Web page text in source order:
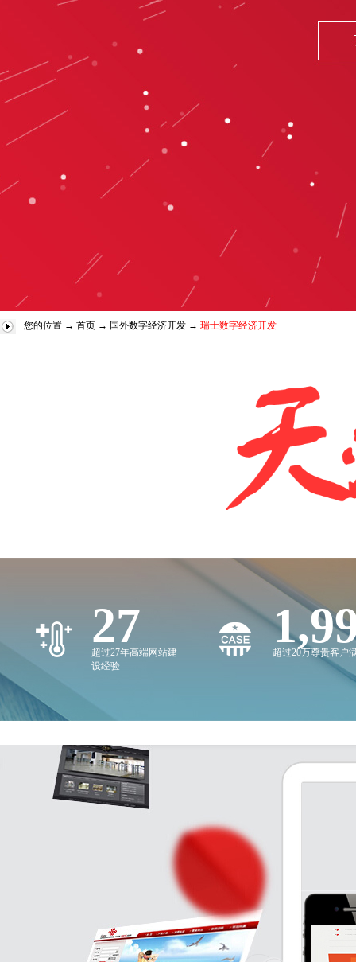
您的位置 → 首页 → 国外数字经济开发 → 瑞士数字经济开发
27
超过27年高端网站建
设经验
超过20万尊贵客户